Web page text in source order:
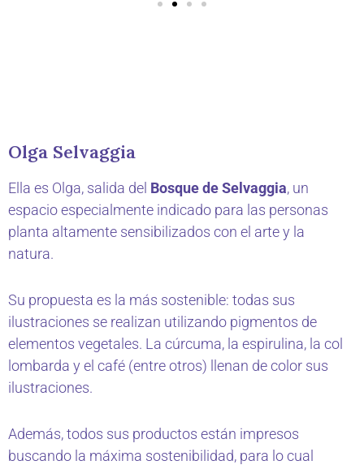
Olga Selvaggia
Ella es Olga, salida del Bosque de Selvaggia, un
espacio especialmente indicado para las personas
planta altamente sensibilizados con el arte y la
natura.
Su propuesta es la más sostenible: todas sus
ilustraciones se realizan utilizando pigmentos de
elementos vegetales. La cúrcuma, la espirulina, la col
lombarda y el café (entre otros) llenan de color sus
ilustraciones.
Además, todos sus productos están impresos
buscando la máxima sostenibilidad, para lo cual